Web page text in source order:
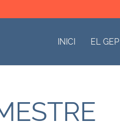
INICI EL GEP